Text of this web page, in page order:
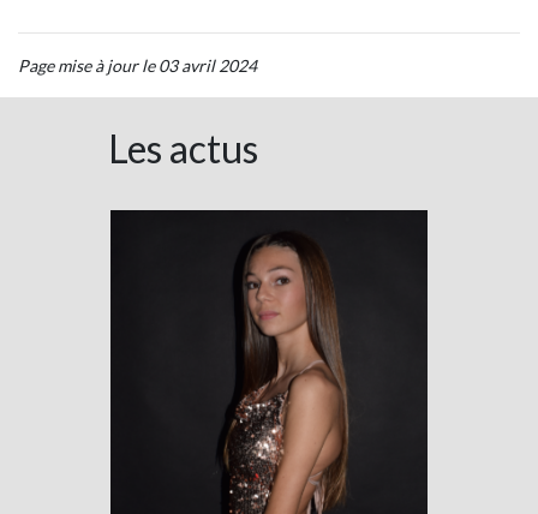
Page mise à jour le 03 avril 2024
Les actus